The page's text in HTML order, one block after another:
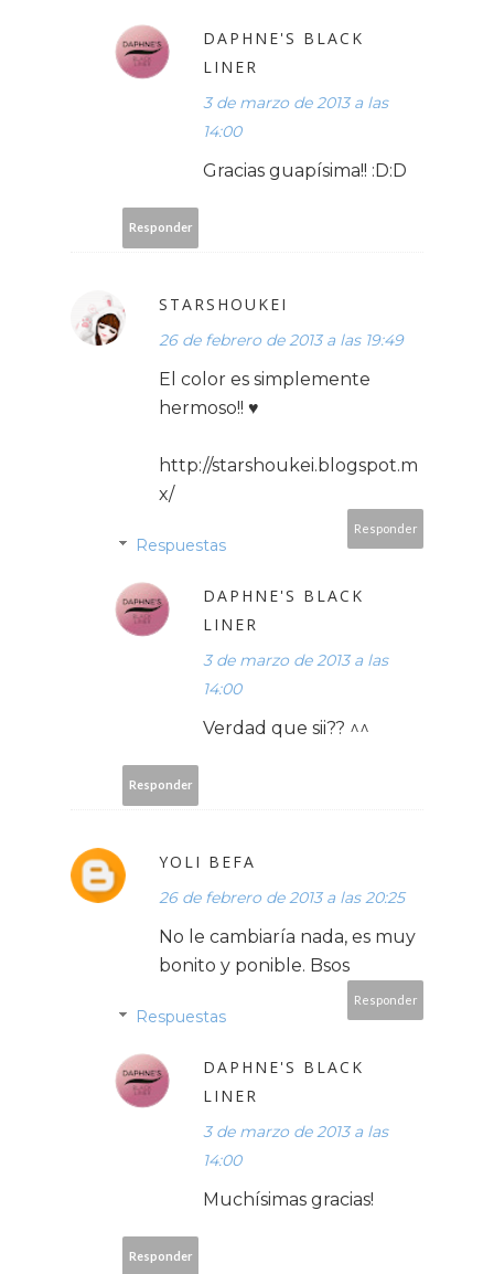
DAPHNE'S BLACK
LINER
3 de marzo de 2013 a las
14:00
Gracias guapísima!! :D:D
Responder
STARSHOUKEI
26 de febrero de 2013 a las 19:49
El color es simplemente
hermoso!! ♥
http://starshoukei.blogspot.m
x/
Responder
Respuestas
DAPHNE'S BLACK
LINER
3 de marzo de 2013 a las
14:00
Verdad que sii?? ^^
Responder
YOLI BEFA
26 de febrero de 2013 a las 20:25
No le cambiaría nada, es muy
bonito y ponible. Bsos
Responder
Respuestas
DAPHNE'S BLACK
LINER
3 de marzo de 2013 a las
14:00
Muchísimas gracias!
Responder